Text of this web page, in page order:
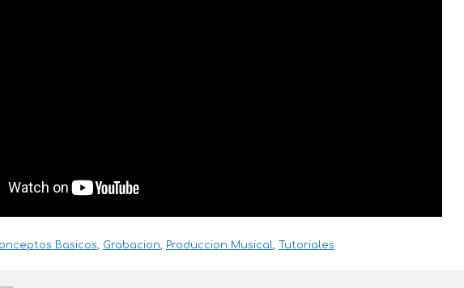
Basicos, Grabacion, Produccion Musical, Tutoriales